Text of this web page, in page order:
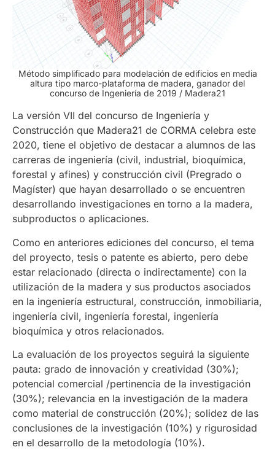
Método simplificado para modelación de edificios en media
altura tipo marco-plataforma de madera, ganador del
concurso de Ingeniería de 2019 / Madera21
La versión VII del concurso de Ingeniería y
Construcción que Madera21 de CORMA celebra este
2020, tiene el objetivo de destacar a alumnos de las
carreras de ingeniería (civil, industrial, bioquímica,
forestal y afines) y construcción civil (Pregrado o
Magíster) que hayan desarrollado o se encuentren
desarrollando investigaciones en torno a la madera,
subproductos o aplicaciones.
Como en anteriores ediciones del concurso, el tema
del proyecto, tesis o patente es abierto, pero debe
estar relacionado (directa o indirectamente) con la
utilización de la madera y sus productos asociados
en la ingeniería estructural, construcción, inmobiliaria,
ingeniería civil, ingeniería forestal, ingeniería
bioquímica y otros relacionados.
La evaluación de los proyectos seguirá la siguiente
pauta: grado de innovación y creatividad (30%);
potencial comercial /pertinencia de la investigación
(30%); relevancia en la investigación de la madera
como material de construcción (20%); solidez de las
conclusiones de la investigación (10%) y rigurosidad
en el desarrollo de la metodología (10%).